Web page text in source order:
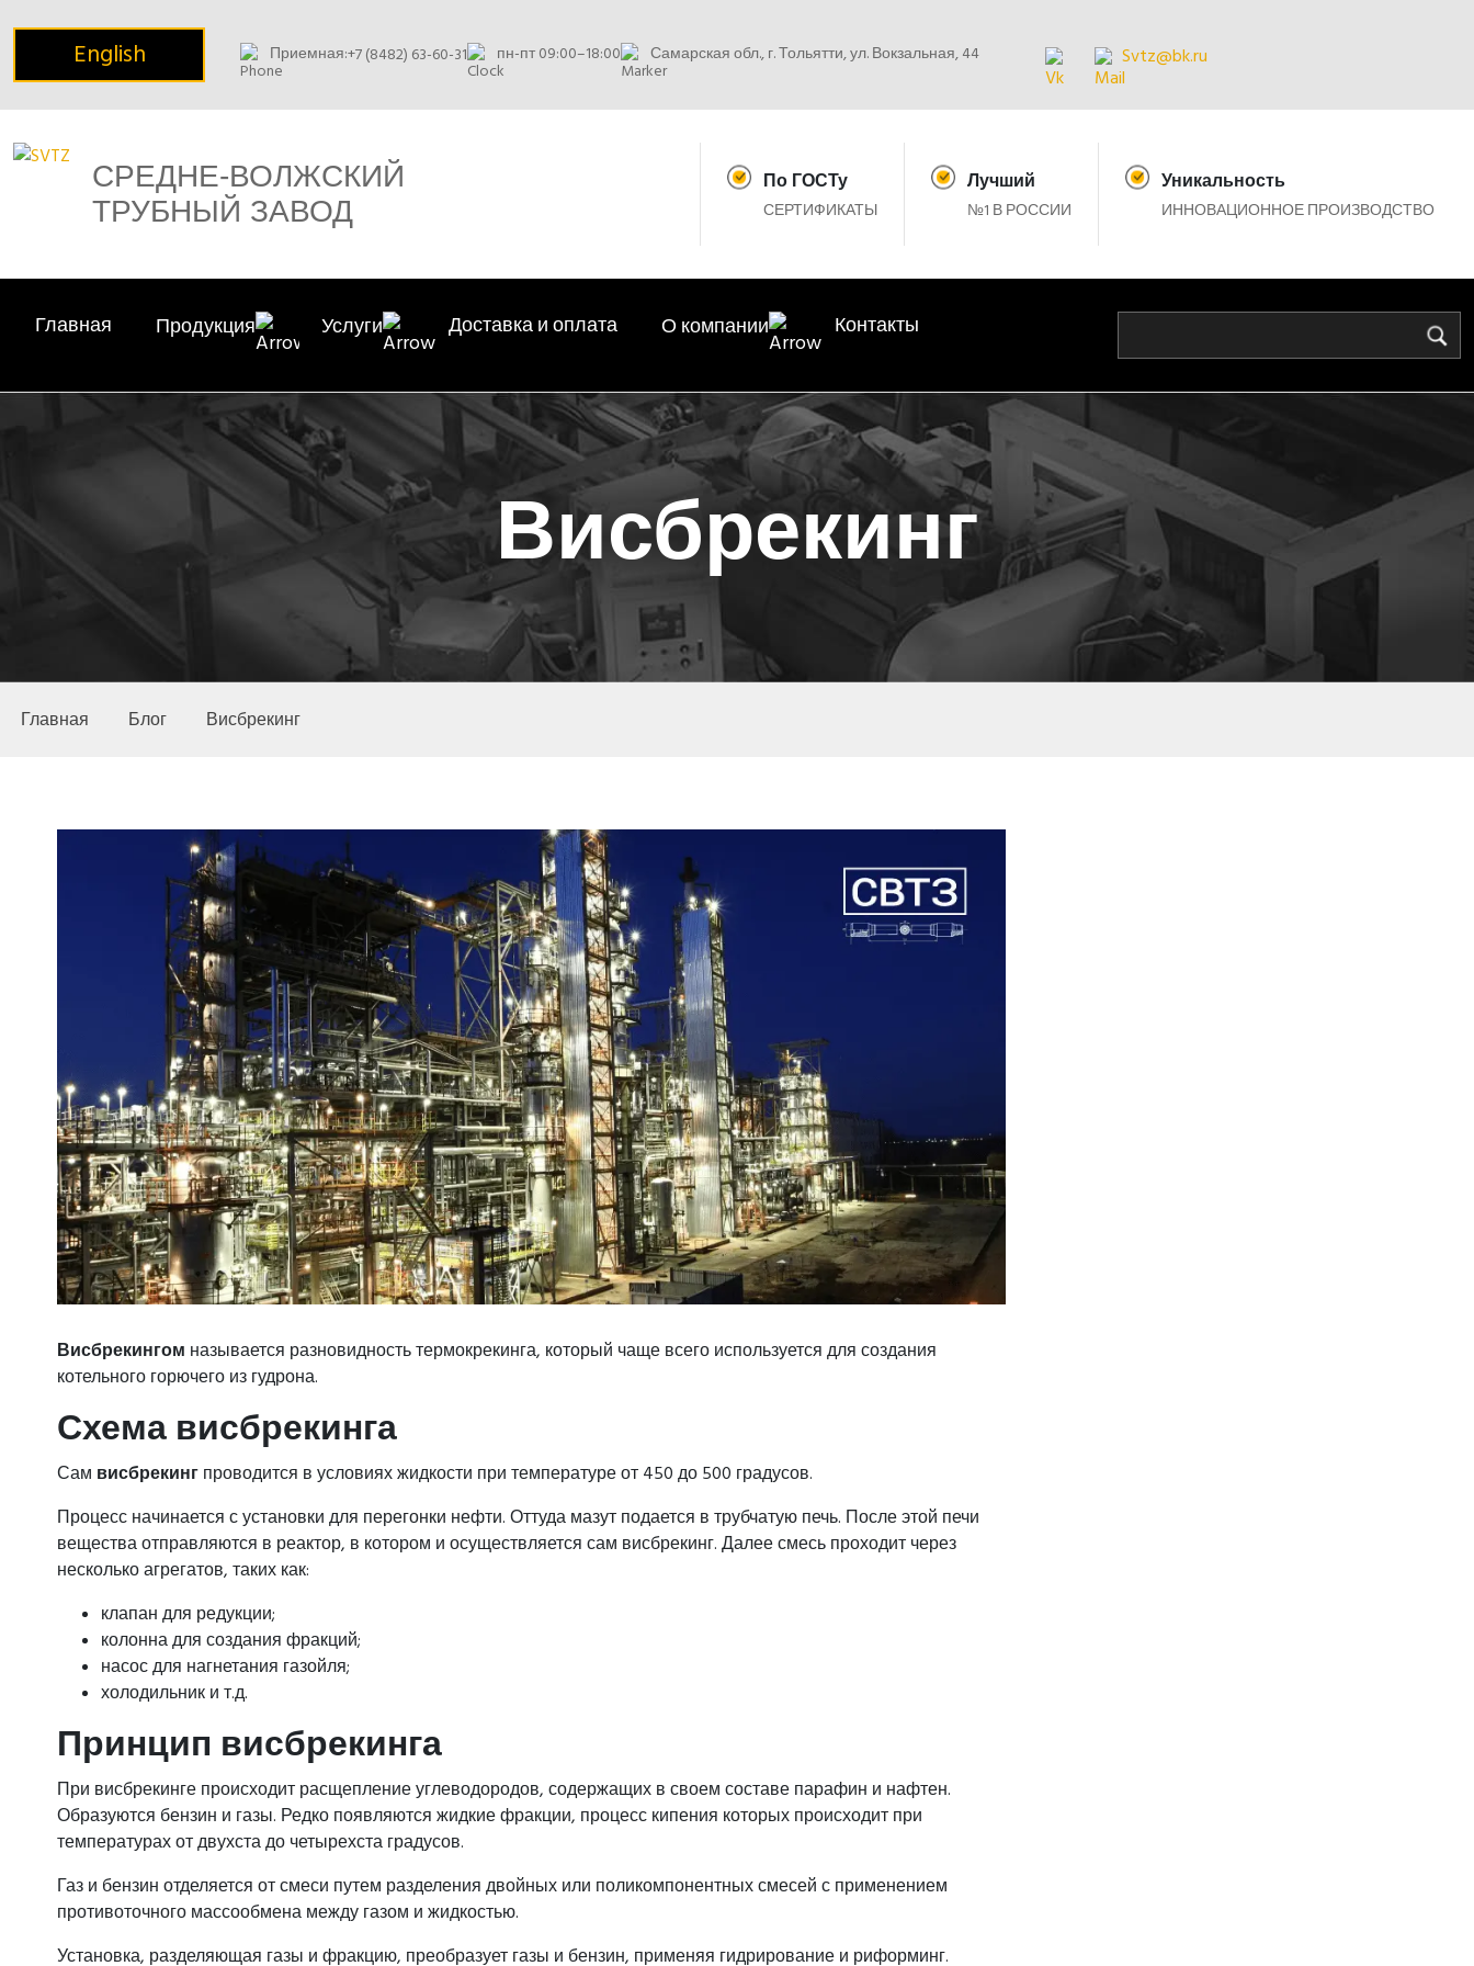
English Приемная:+7 (8482) 63-60-31 пн-пт 09:00–18:00 Самарская обл., г. Тольятти, ул. Вокзальная, 44 Svtz@bk.ru
СРЕДНЕ-ВОЛЖСКИЙ
ТРУБНЫЙ ЗАВОД
По ГОСТу
СЕРТИФИКАТЫ
Лучший
№1 В РОССИИ
Уникальность
ИННОВАЦИОННОЕ ПРОИЗВОДСТВО
Главная Продукция Услуги Доставка и оплата О компании Контакты
Висбрекинг
Главная Блог Висбрекинг
Висбрекингом называется разновидность термокрекинга, который чаще всего используется для создания
котельного горючего из гудрона.
Схема висбрекинга
Сам висбрекинг проводится в условиях жидкости при температуре от 450 до 500 градусов.
Процесс начинается с установки для перегонки нефти. Оттуда мазут подается в трубчатую печь. После этой печи
вещества отправляются в реактор, в котором и осуществляется сам висбрекинг. Далее смесь проходит через
несколько агрегатов, таких как:
клапан для редукции;
колонна для создания фракций;
насос для нагнетания газойля;
холодильник и т.д.
Принцип висбрекинга
При висбрекинге происходит расщепление углеводородов, содержащих в своем составе парафин и нафтен.
Образуются бензин и газы. Редко появляются жидкие фракции, процесс кипения которых происходит при
температурах от двухста до четырехста градусов.
Газ и бензин отделяется от смеси путем разделения двойных или поликомпонентных смесей с применением
противоточного массообмена между газом и жидкостью.
Установка, разделяющая газы и фракцию, преобразует газы и бензин, применяя гидрирование и риформинг.